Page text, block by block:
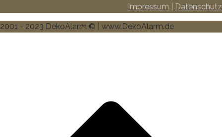
Impressum Datenschutz
2001 - 2023 DekoAlarm © | www.DekoAlarm.de